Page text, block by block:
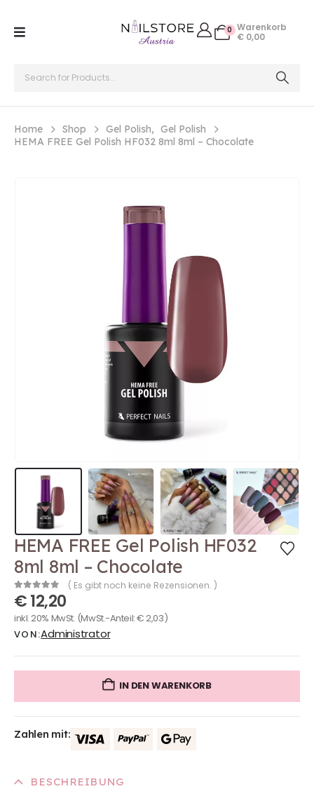
0 Warenkorb
€ 0,00
Home Shop Gel Polish, Gel Polish
HEMA FREE Gel Polish HF032 8ml 8ml – Chocolate
HEMA FREE Gel Polish HF032
8ml 8ml – Chocolate
0out of 5
( Es gibt noch keine Rezensionen. )
€12,20
inkl. 20% MwSt. (MwSt.-Anteil:€2,03)
VON:Administrator
IN DEN WARENKORB
Zahlen mit:
BESCHREIBUNG